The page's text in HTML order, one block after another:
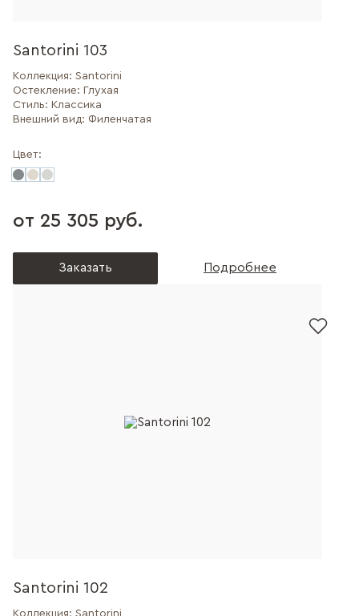
Santorini 103
Коллекция: Santorini
Остекление: Глухая
Стиль: Классика
Внешний вид: Филенчатая
Цвет:
от 25 305 руб.
Заказать Подробнее
Santorini 102
Коллекция: Santorini